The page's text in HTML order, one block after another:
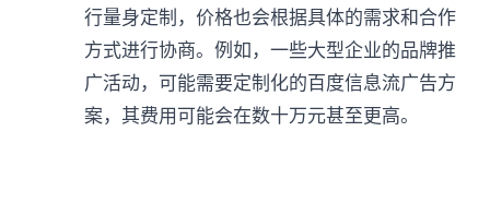
行量身定制，价格也会根据具体的需求和合作
方式进行协商。例如，一些大型企业的品牌推
广活动，可能需要定制化的百度信息流广告方
案，其费用可能会在数十万元甚至更高。